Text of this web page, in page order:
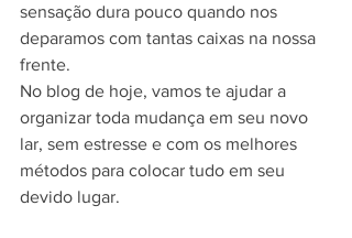
sensação dura pouco quando nos
deparamos com tantas caixas na nossa
frente.
No blog de hoje, vamos te ajudar a
organizar toda mudança em seu novo
lar, sem estresse e com os melhores
métodos para colocar tudo em seu
devido lugar.